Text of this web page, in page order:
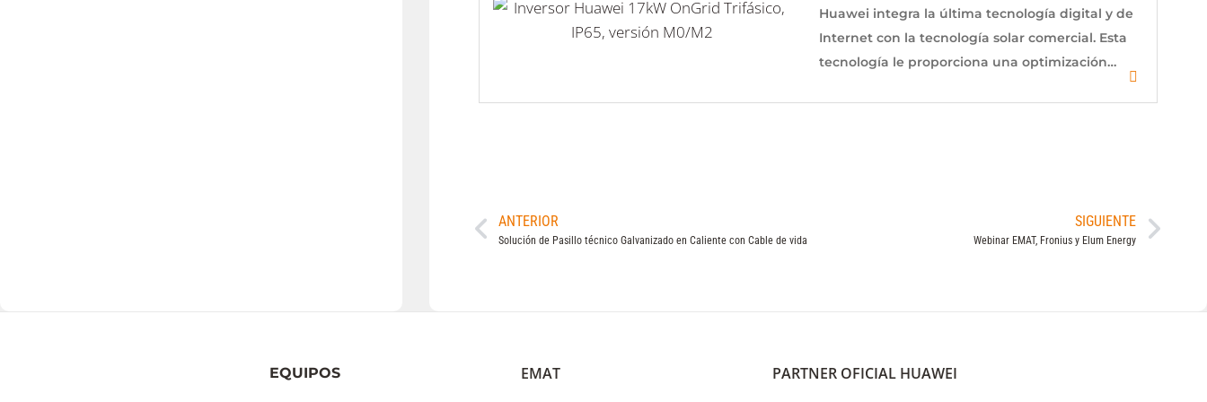
Huawei integra la última tecnología digital y de
Internet con la tecnología solar comercial. Esta
tecnología le proporciona una optimización…
ANTERIOR
Solución de Pasillo técnico Galvanizado en Caliente con Cable de vida
SIGUIENTE
Webinar EMAT, Fronius y Elum Energy
EQUIPOS EMAT PARTNER OFICIAL HUAWEI